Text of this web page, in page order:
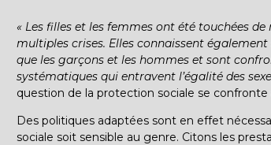
« Les filles et les femmes ont été touchées
multiples crises. Elles connaissent
que les garçons et les hommes et sont
systématiques qui entravent l’égalité des
question de la protection sociale se confronte
Des politiques adaptées sont en effet
sociale soit sensible au genre. Citons les